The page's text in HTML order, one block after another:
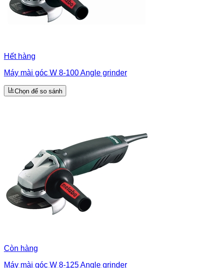
Hết hàng
Máy mài góc W 8-100 Angle grinder
Chọn để so sánh
Còn hàng
Máy mài góc W 8-125 Angle grinder